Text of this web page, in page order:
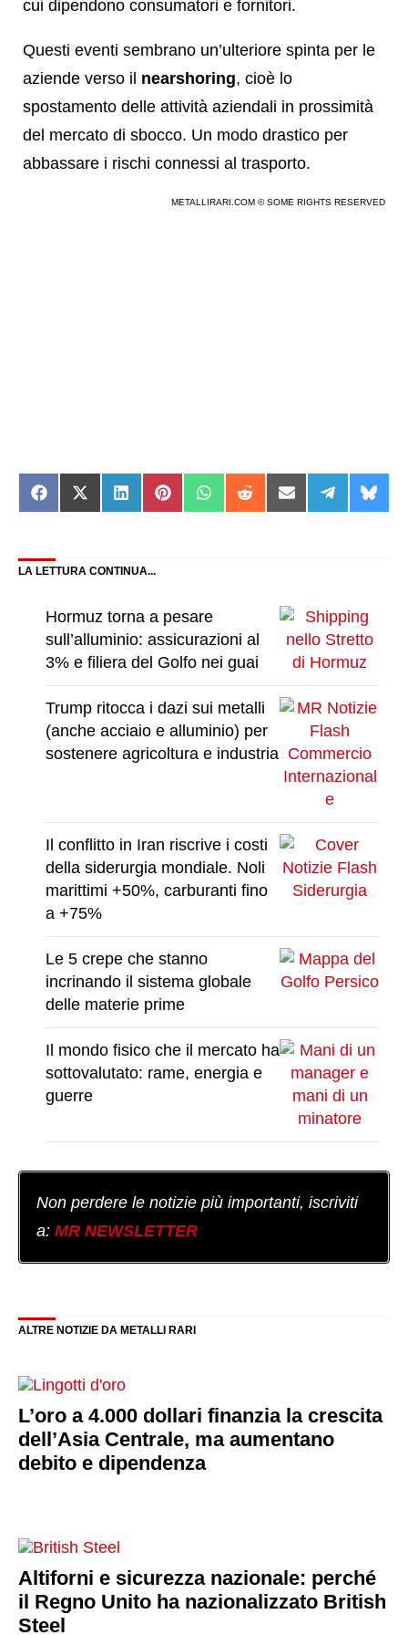
cui dipendono consumatori e fornitori.
Questi eventi sembrano un’ulteriore spinta per le
aziende verso il nearshoring, cioè lo
spostamento delle attività aziendali in prossimità
del mercato di sbocco. Un modo drastico per
abbassare i rischi connessi al trasporto.
METALLIRARI.COM © SOME RIGHTS RESERVED
Share
on
Share
on
Share
on
Share
on
Share
on
Share
on
Share
on
Share
on
on
LA LETTURA CONTINUA...
Hormuz torna a pesare
sull’alluminio: assicurazioni al
3% e filiera del Golfo nei guai
Trump ritocca i dazi sui metalli
(anche acciaio e alluminio) per
sostenere agricoltura e industria
Il conflitto in Iran riscrive i costi
della siderurgia mondiale. Noli
marittimi +50%, carburanti fino
a +75%
Le 5 crepe che stanno
incrinando il sistema globale
delle materie prime
Il mondo fisico che il mercato ha
sottovalutato: rame, energia e
guerre
Non perdere le notizie più importanti, iscriviti
a: MR NEWSLETTER
ALTRE NOTIZIE DA METALLI RARI
L’oro a 4.000 dollari finanzia la crescita
dell’Asia Centrale, ma aumentano
debito e dipendenza
Altiforni e sicurezza nazionale: perché
il Regno Unito ha nazionalizzato British
Steel